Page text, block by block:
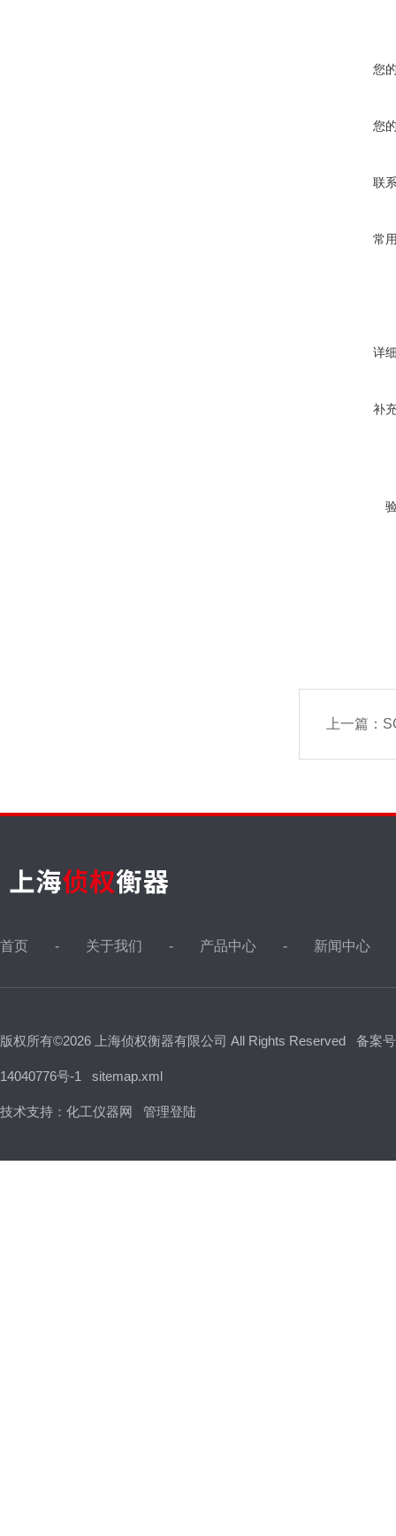
您
您
联
常
详
补
上一篇：
首页 关于我们 产品中心 新闻中心
版权所有©2026 上海侦权衡器有限公司 All Rights Reserved 备案
14040776号-1 sitemap.xml
技术支持： 化工仪器网 管理登陆